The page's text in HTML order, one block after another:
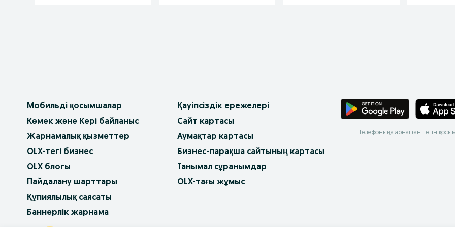
Мобильді қосымшалар
Көмек және Кері байланыс
Жарнамалық қызметтер
OLX-тегі бизнес
OLX блогы
Пайдалану шарттары
Құпиялылық саясаты
Баннерлік жарнама
Қауіпсіздік ережелері
Сайт картасы
Аумақтар картасы
Бизнес-парақша сайтының картасы
Танымал сұранымдар
OLX-тағы жұмыс
Телефоныңа арналған тегін